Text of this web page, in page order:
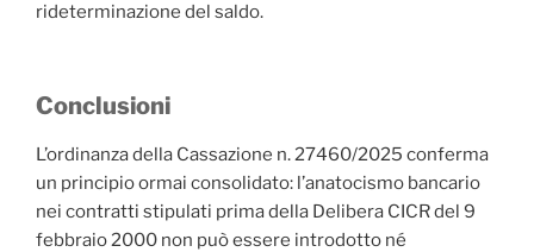
rideterminazione del saldo.
Conclusioni
L’ordinanza della Cassazione n. 27460/2025 conferma
un principio ormai consolidato: l’anatocismo bancario
nei contratti stipulati prima della Delibera CICR del 9
febbraio 2000 non può essere introdotto né